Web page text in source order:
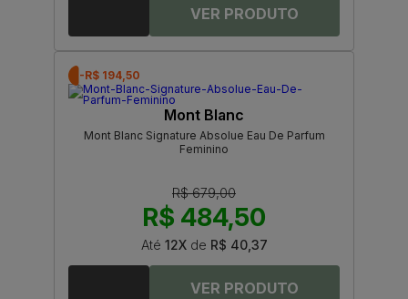
-R$ 194,50
Mont Blanc
Mont Blanc Signature Absolue Eau De Parfum
Feminino
R$ 679,00
R$ 484,50
Até 12Xde R$ 40,37